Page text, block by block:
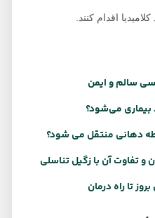
اقدام کنند.
و ایمن
می‌شود؟
دهانی منتقل می شود؟
آن با زگیل تناسلی
راه درمان